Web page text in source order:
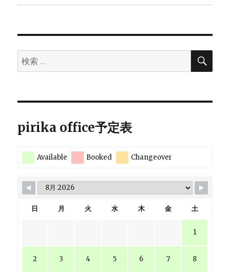
検
索:
検
pirika office予定表
Available Booked Changeover
日 月 火 水 木 金 土
1
2 3 4 5 6 7 8